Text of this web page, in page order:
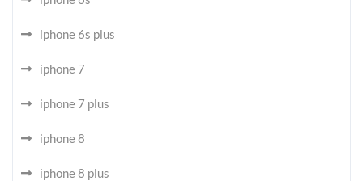
iphone 6s plus
iphone 7
iphone 7 plus
iphone 8
iphone 8 plus